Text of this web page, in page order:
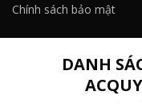
Chính sách bảo mật
DANH